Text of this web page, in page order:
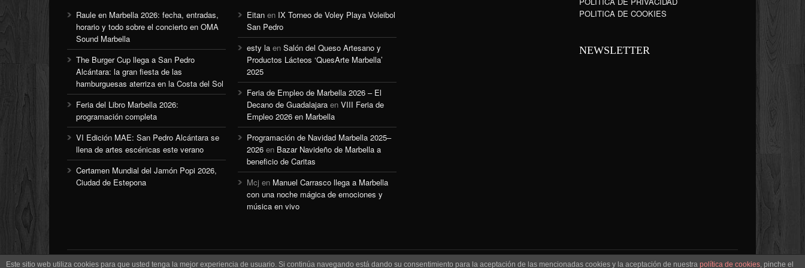
Raule en Marbella 2026: fecha, entradas,
horario y todo sobre el concierto en OMA
Sound Marbella
The Burger Cup llega a San Pedro
Alcántara: la gran fiesta de las
hamburguesas aterriza en la Costa del Sol
Feria del Libro Marbella 2026:
programación completa
VI Edición MAE: San Pedro Alcántara se
llena de artes escénicas este verano
Certamen Mundial del Jamón Popi 2026,
Ciudad de Estepona
Eitan en IX Torneo de Voley Playa Voleibol
San Pedro
esty la en Salón del Queso Artesano y
Productos Lácteos ‘QuesArte Marbella’
2025
Feria de Empleo de Marbella 2026 – El
Decano de Guadalajara en VIII Feria de
Empleo 2026 en Marbella
Programación de Navidad Marbella 2025–
2026 en Bazar Navideño de Marbella a
beneficio de Caritas
Mcj en Manuel Carrasco llega a Marbella
con una noche mágica de emociones y
música en vivo
POLITICA DE COOKIES
NEWSLETTER
Este sitio web utiliza cookies para que usted tenga la mejor experiencia de usuario. Si continúa navegando está dando su consentimiento para la aceptación de las mencionadas cookies y la aceptación de nuestra política de cookies, pinche el